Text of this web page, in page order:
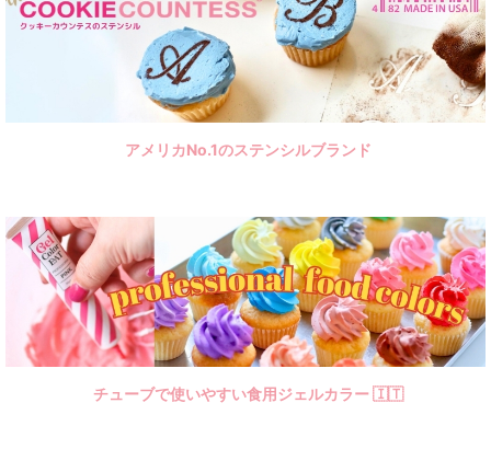
植物
ファンタジー
トラベル
乗物
アメリカNo.1のステンシルブランド
チューブで使いやすい食用ジェルカラー 🇮🇹